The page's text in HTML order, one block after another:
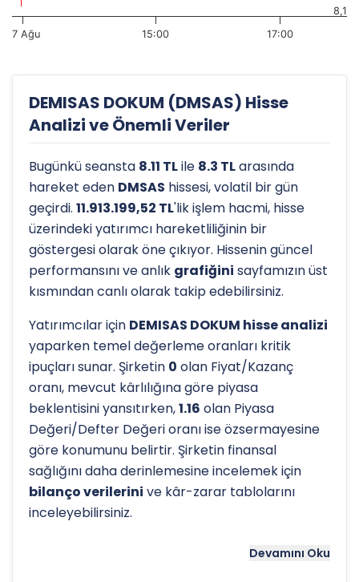
7 Ağu 15:00 17:00
8,1
DEMISAS DOKUM (DMSAS) Hisse
Analizi ve Önemli Veriler
Bugünkü seansta 8.11 TLile 8.3 TLarasında
hareket eden DMSAS hissesi, volatil bir gün
geçirdi. 11.913.199,52 TL'lik işlem hacmi, hisse
üzerindeki yatırımcı hareketliliğinin bir
göstergesi olarak öne çıkıyor. Hissenin güncel
performansını ve anlık grafiğini sayfamızın üst
kısmından canlı olarak takip edebilirsiniz.
Yatırımcılar için DEMISAS DOKUM hisse analizi
yaparken temel değerleme oranları kritik
ipuçları sunar. Şirketin 0 olan Fiyat/Kazanç
oranı, mevcut kârlılığına göre piyasa
beklentisini yansıtırken,1.16 olan Piyasa
Değeri/Defter Değeri oranı ise özsermayesine
göre konumunu belirtir. Şirketin finansal
sağlığını daha derinlemesine incelemek için
bilanço verilerini ve kâr-zarar tablolarını
inceleyebilirsiniz.
Hissenin uzun vadeli trendini ve potansiyelDevamını Oku